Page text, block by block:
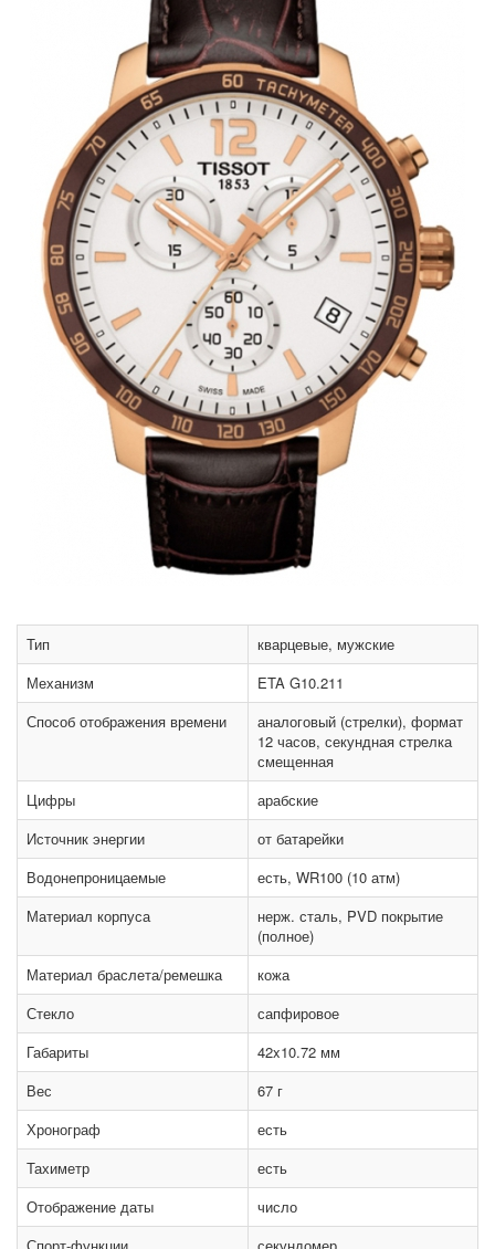
Тип
кварцевые, мужские
Механизм
ETA G10.211
Способ отображения времени
аналоговый (стрелки), формат
12 часов, секундная стрелка
смещенная
Цифры
арабские
Источник энергии
от батарейки
Водонепроницаемые
есть, WR100 (10 атм)
Материал корпуса
нерж. сталь, PVD покрытие
(полное)
Материал браслета/ремешка
кожа
Стекло
сапфировое
Габариты
42x10.72 мм
Вес
67 г
Хронограф
есть
Тахиметр
есть
Отображение даты
число